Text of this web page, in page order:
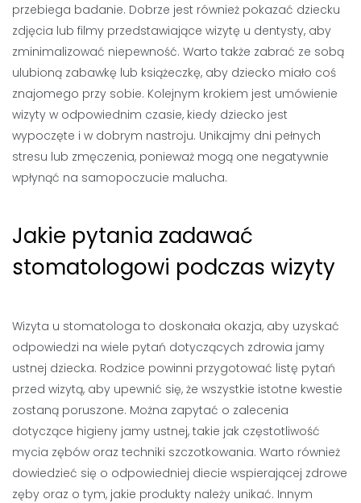
przebiega badanie. Dobrze jest również pokazać dziecku
zdjęcia lub filmy przedstawiające wizytę u dentysty, aby
zminimalizować niepewność. Warto także zabrać ze sobą
ulubioną zabawkę lub książeczkę, aby dziecko miało coś
znajomego przy sobie. Kolejnym krokiem jest umówienie
wizyty w odpowiednim czasie, kiedy dziecko jest
wypoczęte i w dobrym nastroju. Unikajmy dni pełnych
stresu lub zmęczenia, ponieważ mogą one negatywnie
wpłynąć na samopoczucie malucha.
Jakie pytania zadawać
stomatologowi podczas wizyty
Wizyta u stomatologa to doskonała okazja, aby uzyskać
odpowiedzi na wiele pytań dotyczących zdrowia jamy
ustnej dziecka. Rodzice powinni przygotować listę pytań
przed wizytą, aby upewnić się, że wszystkie istotne kwestie
zostaną poruszone. Można zapytać o zalecenia
dotyczące higieny jamy ustnej, takie jak częstotliwość
mycia zębów oraz techniki szczotkowania. Warto również
dowiedzieć się o odpowiedniej diecie wspierającej zdrowe
zęby oraz o tym, jakie produkty należy unikać. Innym